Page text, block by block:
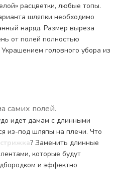
расцветки, любые топы.
шляпки необходимо
наряд. Размер выреза
от полей полностью
головного убора из
самих полей.
идет дамам с длинными
из-под шляпы на плечи. Что
? Заменить длинные
которые будут
и эффектно